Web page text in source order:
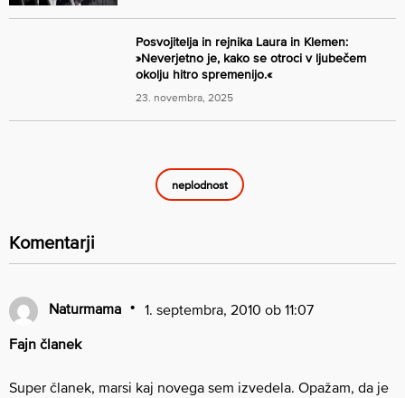
Posvojitelja in rejnika Laura in Klemen:
»Neverjetno je, kako se otroci v ljubečem
okolju hitro spremenijo.«
23. novembra, 2025
neplodnost
Komentarji
Naturmama 1. septembra, 2010 ob 11:07
Fajn članek
Super članek, marsi kaj novega sem izvedela. Opažam, da je